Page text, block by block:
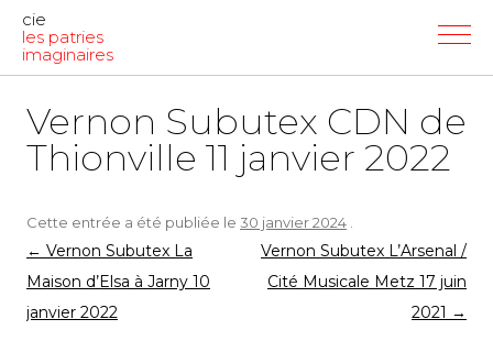
cie
les patries
imaginaires
Vernon Subutex CDN de
Thionville 11 janvier 2022
Cette entrée a été publiée le 30 janvier 2024
Navigation
des
articles
← Vernon Subutex La
Maison d’Elsa à Jarny 10
janvier 2022
Vernon Subutex L’Arsenal /
Cité Musicale Metz 17 juin
2021 →